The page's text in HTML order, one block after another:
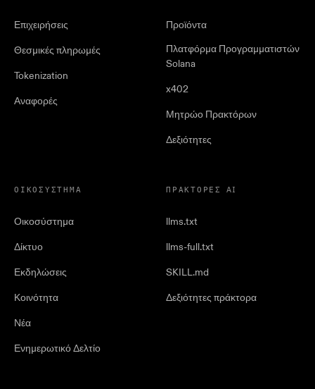
Επιχειρήσεις
Θεσμικές πληρωμές
Tokenization
Αναφορές
Προϊόντα
Πλατφόρμα Προγραμματιστών
Solana
x402
Μητρώο Πρακτόρων
Δεξιότητες
ΟΙΚΟΣΎΣΤΗΜΑ
Οικοσύστημα
Δίκτυο
Εκδηλώσεις
Κοινότητα
Νέα
Ενημερωτικό Δελτίο
ΠΡΆΚΤΟΡΕΣ AI
llms.txt
llms-full.txt
SKILL.md
Δεξιότητες πράκτορα